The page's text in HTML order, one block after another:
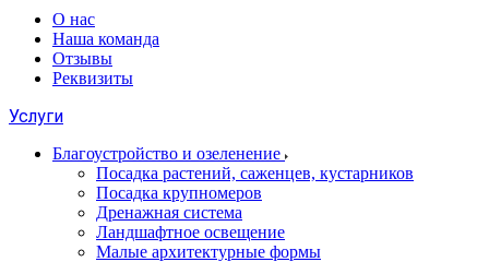
О нас
Наша команда
Отзывы
Реквизиты
Услуги
Благоустройство и озеленение
Посадка растений, саженцев, кустарников
Посадка крупномеров
Дренажная система
Ландшафтное освещение
Малые архитектурные формы